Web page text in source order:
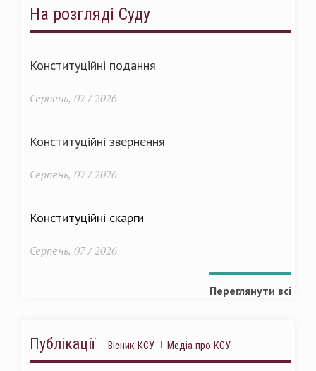
На розгляді Суду
Конституційні подання
Серпень, 07 / 2026
Конституційні звернення
Серпень, 07 / 2026
Конституційні скарги
Серпень, 07 / 2026
Переглянути всі
Публікації Вісник КСУ Медіа про КСУ